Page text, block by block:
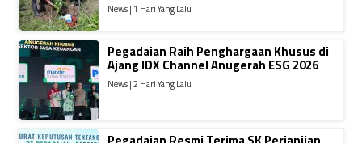
News | 1 Hari Yang Lalu
Pegadaian Raih Penghargaan Khusus di
Ajang IDX Channel Anugerah ESG 2026
News | 2 Hari Yang Lalu